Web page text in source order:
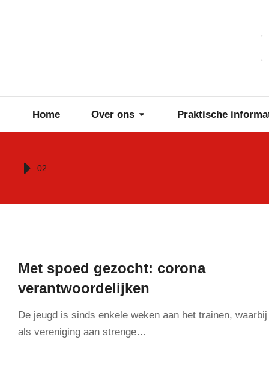
Home Over ons Praktische
Je bent hier:
02
Met spoed gezocht: corona
verantwoordelijken
De jeugd is sinds enkele weken aan het trainen,
als vereniging aan strenge…